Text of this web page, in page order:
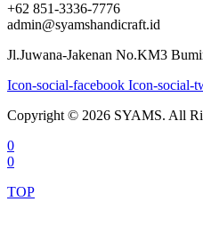
+62 851-3336-7776
admin@syamshandicraft.id
Jl.Juwana-Jakenan No.KM3
Icon-social-facebook Icon-social-
Copyright © 2026 SYAMS. All
0
0
TOP